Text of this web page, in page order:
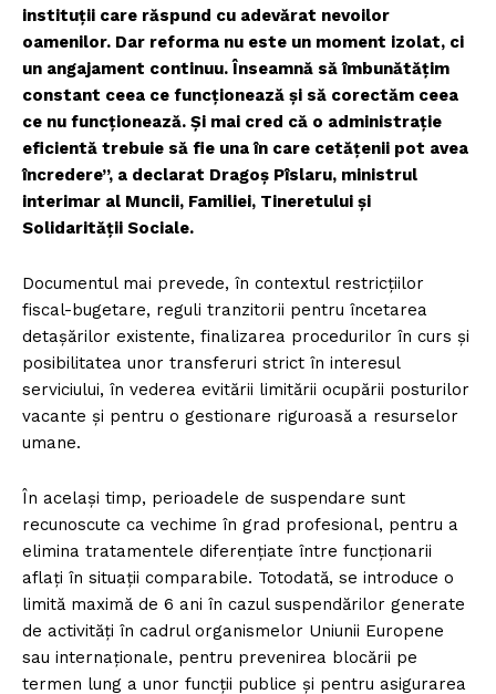
instituții care răspund cu adevărat nevoilor
oamenilor. Dar reforma nu este un moment izolat, ci
un angajament continuu. Înseamnă să îmbunătățim
constant ceea ce funcționează și să corectăm ceea
ce nu funcționează. Și mai cred că o administrație
eficientă trebuie să fie una în care cetățenii pot avea
încredere”, a declarat Dragoș Pîslaru, ministrul
interimar al Muncii, Familiei, Tineretului și
Solidarității Sociale.
Documentul mai prevede, în contextul restricțiilor
fiscal-bugetare, reguli tranzitorii pentru încetarea
detașărilor existente, finalizarea procedurilor în curs și
posibilitatea unor transferuri strict în interesul
serviciului, în vederea evitării limitării ocupării posturilor
vacante și pentru o gestionare riguroasă a resurselor
umane.
În același timp, perioadele de suspendare sunt
recunoscute ca vechime în grad profesional, pentru a
elimina tratamentele diferențiate între funcționarii
aflați în situații comparabile. Totodată, se introduce o
limită maximă de 6 ani în cazul suspendărilor generate
de activități în cadrul organismelor Uniunii Europene
sau internaționale, pentru prevenirea blocării pe
termen lung a unor funcții publice și pentru asigurarea